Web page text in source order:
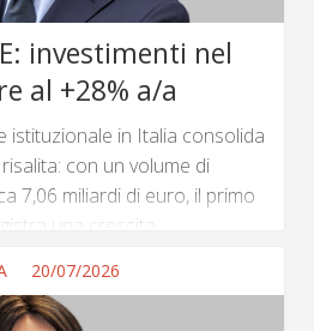
investimenti nel
al +28% a/a
istituzionale in Italia consolida
con un volume di
7,06 miliardi di euro, il primo
una crescita
anno consecutivo un trend
particolarmente significativo se
20/07/2026